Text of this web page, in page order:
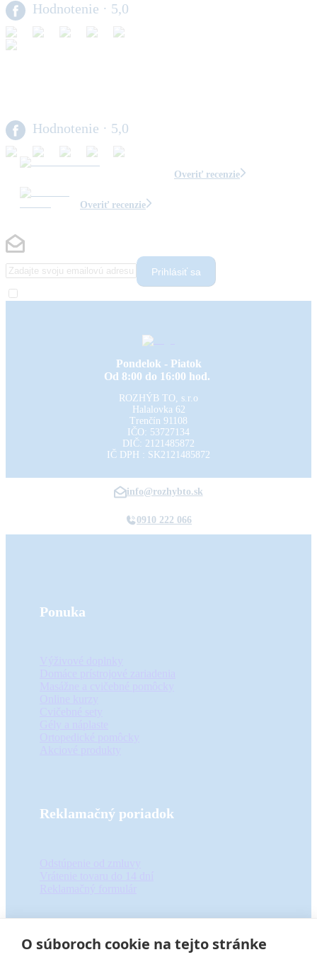
Hodnotenie · 5,0
Hodnotenie · 5,0
Overiť recenzie
Overiť recenzie
Prihlásiť sa
Pondelok - Piatok
Od 8:00 do 16:00 hod.
ROZHÝB TO, s.r.o
Halalovka 62
Trenčín 91108
IČO: 53727134
DIČ: 2121485872
IČ DPH : SK2121485872
info@rozhybto.sk
0910 222 066
Ponuka
Reklamačný poriadok
Informácie
O súboroch cookie na tejto stránke